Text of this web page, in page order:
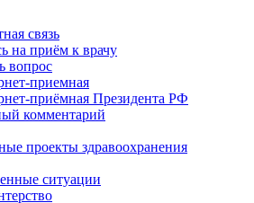
связь
на приём к врачу
вопрос
приемная
приёмная Президента РФ
комментарий
проекты здравоохранения
ситуации